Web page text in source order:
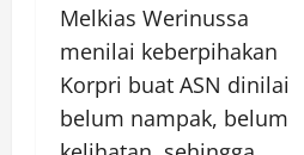
Melkias Werinussa
menilai keberpihakan
Korpri buat ASN dinilai
belum nampak, belum